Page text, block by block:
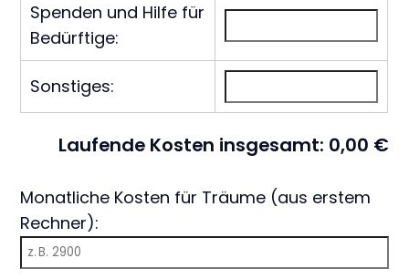
Spenden und Hilfe für
Bedürftige:
Sonstiges:
Laufende Kosten insgesamt: 0,00 €
Monatliche Kosten für Träume (aus erstem
Rechner):